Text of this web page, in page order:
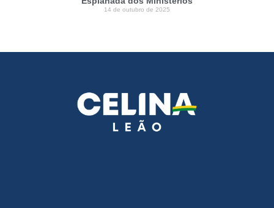
14 de outubro de 2025